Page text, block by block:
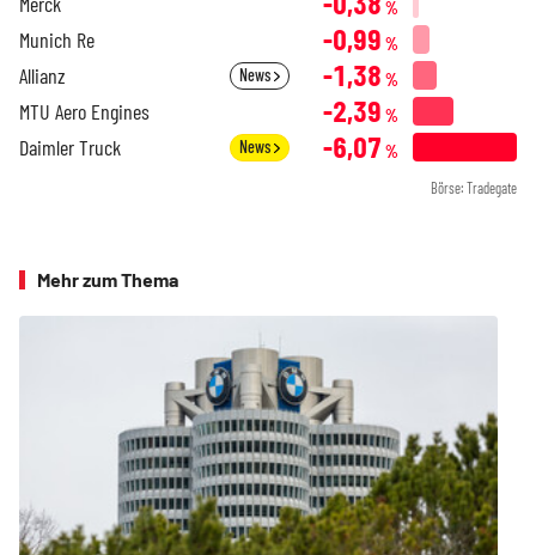
%
Munich Re -0,99 %
Allianz News -1,38 %
MTU Aero Engines -2,39 %
Daimler Truck News -6,07 %
Börse: Tradegate
Mehr zum Thema